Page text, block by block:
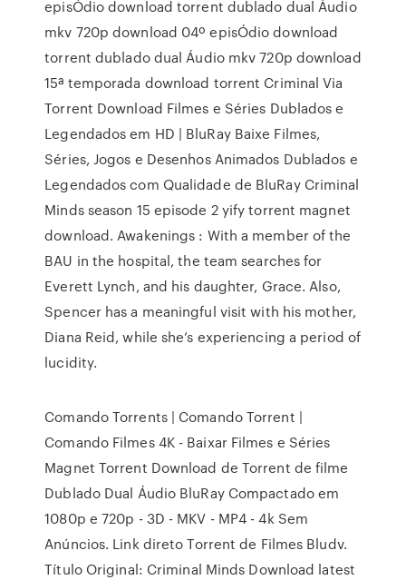
episÓdio download torrent dublado dual Áudio
mkv 720p download 04º episÓdio download
torrent dublado dual Áudio mkv 720p download
15ª temporada download torrent Criminal Via
Torrent Download Filmes e Séries Dublados e
Legendados em HD | BluRay Baixe Filmes,
Séries, Jogos e Desenhos Animados Dublados e
Legendados com Qualidade de BluRay Criminal
Minds season 15 episode 2 yify torrent magnet
download. Awakenings : With a member of the
BAU in the hospital, the team searches for
Everett Lynch, and his daughter, Grace. Also,
Spencer has a meaningful visit with his mother,
Diana Reid, while she’s experiencing a period of
lucidity.
Comando Torrents | Comando Torrent |
Comando Filmes 4K - Baixar Filmes e Séries
Magnet Torrent Download de Torrent de filme
Dublado Dual Áudio BluRay Compactado em
1080p e 720p - 3D - MKV - MP4 - 4k Sem
Anúncios. Link direto Torrent de Filmes Bludv.
Título Original: Criminal Minds Download latest